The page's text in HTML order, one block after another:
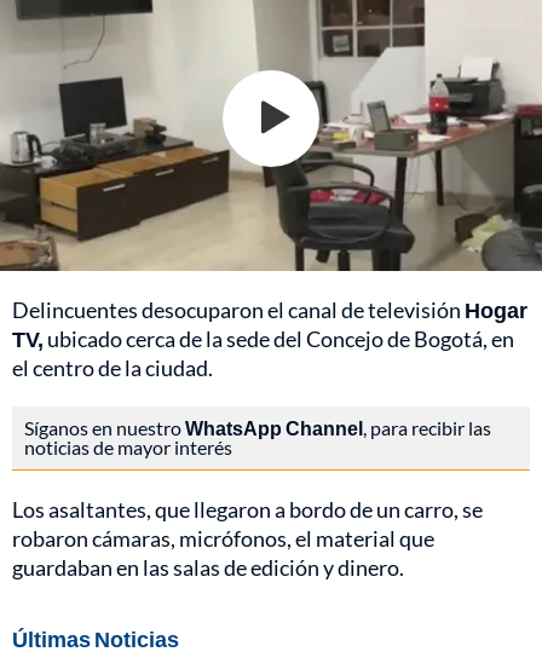
Delincuentes desocuparon el canal de televisión Hogar
TV, ubicado cerca de la sede del Concejo de Bogotá, en
el centro de la ciudad.
Síganos en nuestroWhatsApp Channel , para recibir las
noticias de mayor interés
Los asaltantes, que llegaron a bordo de un carro, se
robaron cámaras, micrófonos, el material que
guardaban en las salas de edición y dinero.
Últimas Noticias